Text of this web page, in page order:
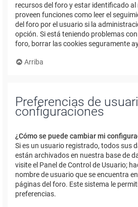
recursos del foro y estar identificado
proveen funciones como leer el
del foro por el usuario si la
opción. Si está teniendo problemas
foro, borrar las cookies seguramente
Arriba
Preferencias de
configuraciones
¿Cómo se puede cambiar mi
Si es un usuario registrado, todos sus
están archivados en nuestra base de
visite el Panel de Control de Usuario;
nombre de usuario que se encuentra
páginas del foro. Este sistema le
preferencias.